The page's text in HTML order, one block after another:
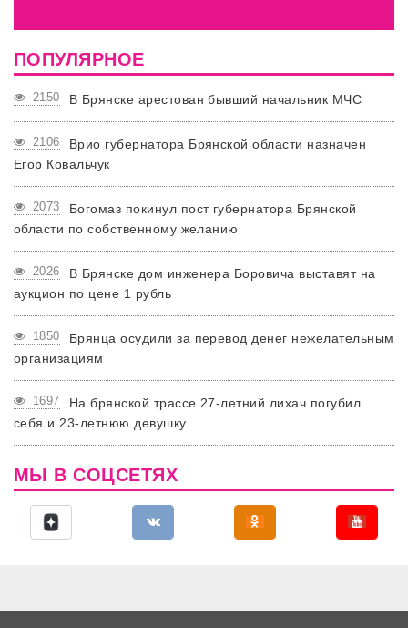
ПОПУЛЯРНОЕ
2150 В Брянске арестован бывший начальник МЧС
2106
Врио губернатора Брянской области назначен
Егор Ковальчук
2073
Богомаз покинул пост губернатора Брянской
области по собственному желанию
2026
В Брянске дом инженера Боровича выставят на
аукцион по цене 1 рубль
1850
Брянца осудили за перевод денег нежелательным
организациям
1697
На брянской трассе 27-летний лихач погубил
себя и 23-летнюю девушку
МЫ В СОЦСЕТЯХ